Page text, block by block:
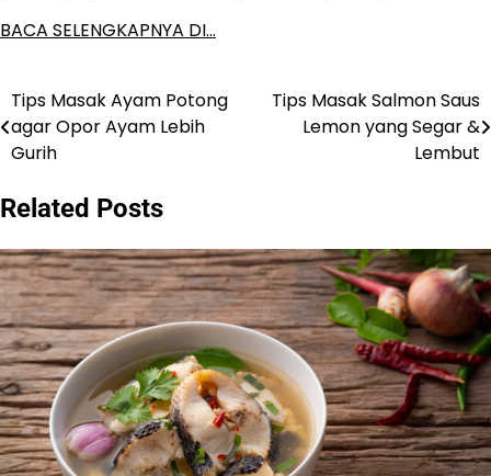
BACA SELENGKAPNYA DI…
Post
navigation
Tips Masak Ayam Potong
agar Opor Ayam Lebih
Gurih
Tips Masak Salmon Saus
Lemon yang Segar &
Lembut
Related Posts